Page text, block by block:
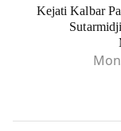
Kejati Kalbar